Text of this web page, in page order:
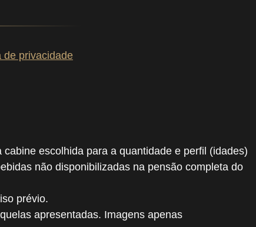
de privacidade
escolhida para a quantidade e perfil (idades)
não disponibilizadas na pensão completa do
prévio.
apresentadas. Imagens apenas